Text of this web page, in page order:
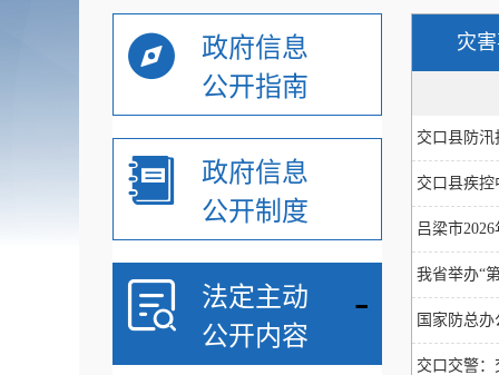
政府信息
公开指南
政府信息
公开制度
法定主动
公开内容
-
灾
交口县防
交口县疾
吕梁市
我省举办“
国家防总
交口交警